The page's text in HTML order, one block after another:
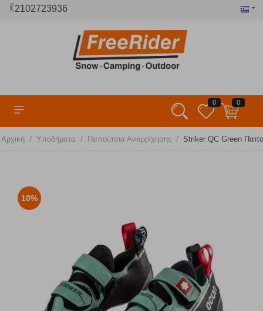
2102723936
0 0
Αρχική / Υποδήματα / Παπούτσια Αναρρίχησης / Striker QC Green
10%